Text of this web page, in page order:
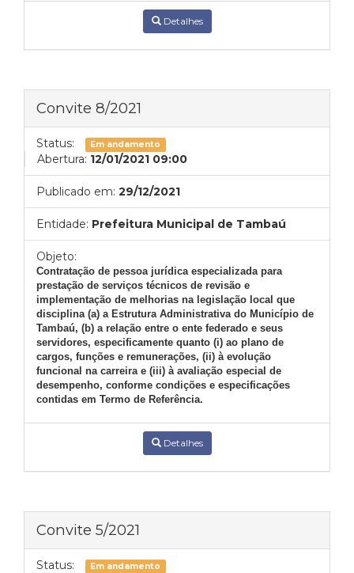
Detalhes
Convite 8/2021
Status: Em andamento
Abertura: 12/01/2021 09:00
Publicado em: 29/12/2021
Entidade: Prefeitura Municipal de Tambaú
Objeto:
Contratação de pessoa jurídica especializada para
prestação de serviços técnicos de revisão e
implementação de melhorias na legislação local que
disciplina (a) a Estrutura Administrativa do Município de
Tambaú, (b) a relação entre o ente federado e seus
servidores, especificamente quanto (i) ao plano de
cargos, funções e remunerações, (ii) à evolução
funcional na carreira e (iii) à avaliação especial de
desempenho, conforme condições e especificações
contidas em Termo de Referência.
Detalhes
Convite 5/2021
Status: Em andamento